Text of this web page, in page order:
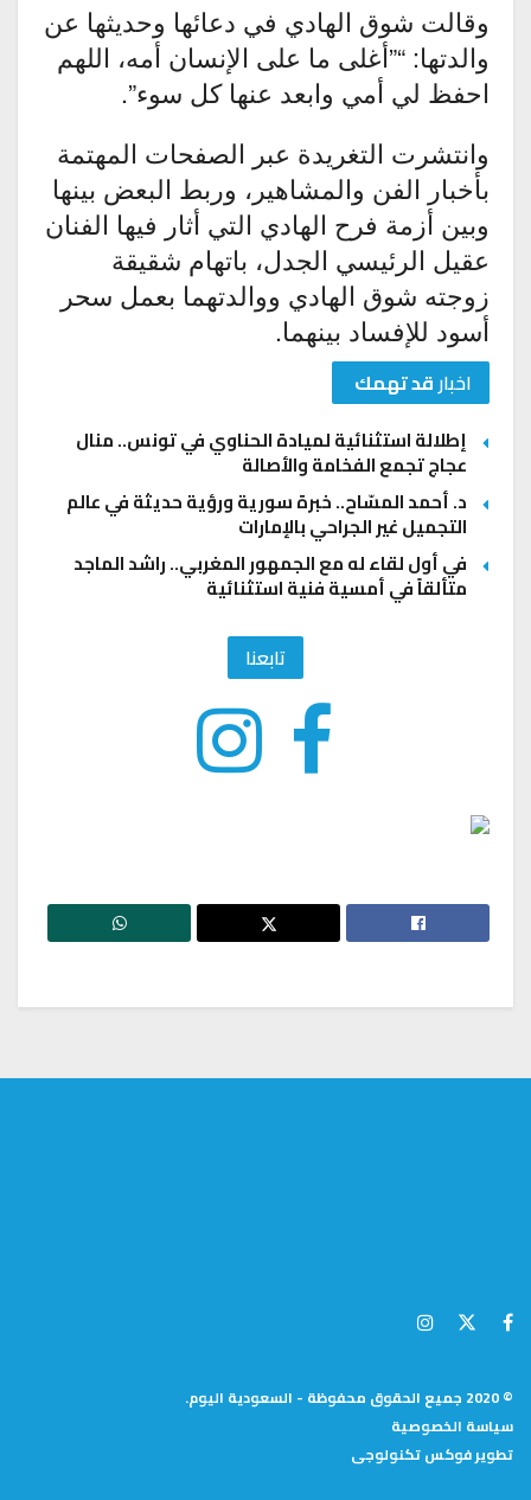
وقالت شوق الهادي في دعائها وحديثها عن
والدتها: “”أغلى ما على الإنسان أمه، اللهم
احفظ لي أمي وابعد عنها كل سوء”.
وانتشرت التغريدة عبر الصفحات المهتمة
بأخبار الفن والمشاهير، وربط البعض بينها
وبين أزمة فرح الهادي التي أثار فيها الفنان
عقيل الرئيسي الجدل، باتهام شقيقة
زوجته شوق الهادي ووالدتهما بعمل سحر
أسود للإفساد بينهما.
اخبارقد تهمك
إطلالة استثنائية لميادة الحناوي في تونس.. منال
عجاج تجمع الفخامة والأصالة
د. أحمد المسّاح.. خبرة سورية ورؤية حديثة في عالم
التجميل غير الجراحي بالإمارات
في أول لقاء له مع الجمهور المغربي.. راشد الماجد
متألقاً في أمسية فنية استثنائية
تابعنا
© 2020 جميع الحقوق محفوظة - السعودية اليوم.
سياسة الخصوصية
تطويرفوكس تكنولوجى